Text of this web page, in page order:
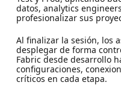
datos, analytics
profesionalizar sus
Al finalizar la sesión, los
desplegar de forma
Fabric desde desarrollo
configuraciones,
críticos en cada etapa.